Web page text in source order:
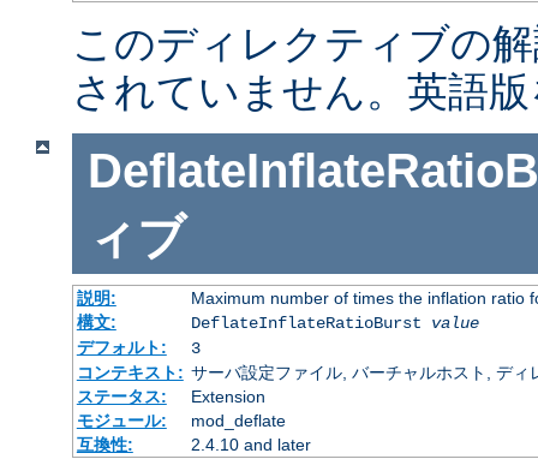
このディレクティブの
されていません。英語
ィブ
説明:
Maximum number of times the inflation ratio
構文:
DeflateInflateRatioBurst value
デフォルト:
3
コンテキスト: サーバ設定ファイル, バーチャルホスト, ディ
ステータス:
Extension
モジュール:
mod_deflate
互換性:
2.4.10 and later